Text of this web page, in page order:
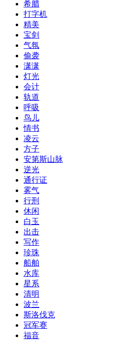
希腊
打字机
精美
宝剑
气氛
偷袭
潇潇
灯光
会计
轨道
呼吸
鸟儿
情书
凌云
方子
安第斯山脉
逆光
通行证
雾气
行刑
休闲
白玉
出击
写作
珍珠
船舶
水库
星系
清明
波兰
斯洛伐克
冠军赛
福音